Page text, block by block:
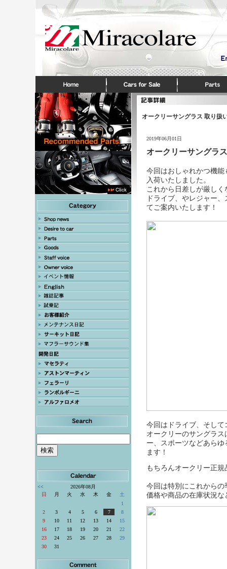
<<
2026年08月
日
月 火 水 木 金
土
1
2
3 4 5 6 7
8
9
10 11 12 13 14
15
16
17 18 19 20 21
22
23
24 25 26 27 28
29
30
31
オークリーサングラス 取り扱
2019年06月01日
オークリーサングラ
今回はおしゃれかつ機
入荷いたしました。
これから日差しが厳し
ドライブ、やレジャー
てご案内いたします！
今回はドライブ、そし
オークリーのサングラ
ー、スポーツなどあら
ます！
もちろんオークリー正
今回は特別にこれから
価格や商品の在庫状況